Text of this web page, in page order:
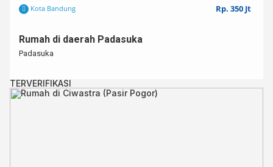
Kota Bandung Rp. 350 Jt
Rumah di daerah Padasuka
Padasuka
TERVERIFIKASI